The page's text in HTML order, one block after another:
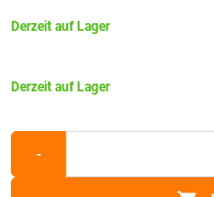
Derzeit auf Lager
Derzeit auf Lager
-
(1.000x750x60mm)